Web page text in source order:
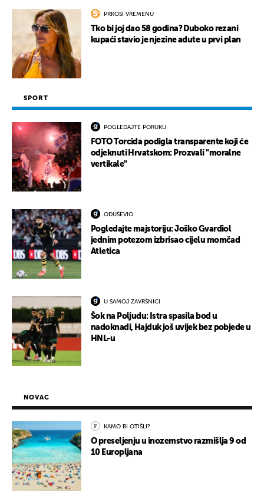
PRKOSI VREMENU
Tko bi joj dao 58 godina? Duboko rezani
kupaći stavio je njezine adute u prvi plan
SPORT
POGLEDAJTE PORUKU
FOTO Torcida podigla transparente koji će
odjeknuti Hrvatskom: Prozvali "moralne
vertikale"
ODUŠEVIO
Pogledajte majstoriju: Joško Gvardiol
jednim potezom izbrisao cijelu momčad
Atletica
U SAMOJ ZAVRŠNICI
Šok na Poljudu: Istra spasila bod u
nadoknadi, Hajduk još uvijek bez pobjede u
HNL-u
NOVAC
KAMO BI OTIŠLI?
O preseljenju u inozemstvo razmišlja 9 od
10 Europljana